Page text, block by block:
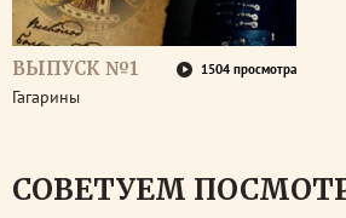
ВЫПУСК №1 1504 просмотра
Гагарины
СОВЕТУЕМ